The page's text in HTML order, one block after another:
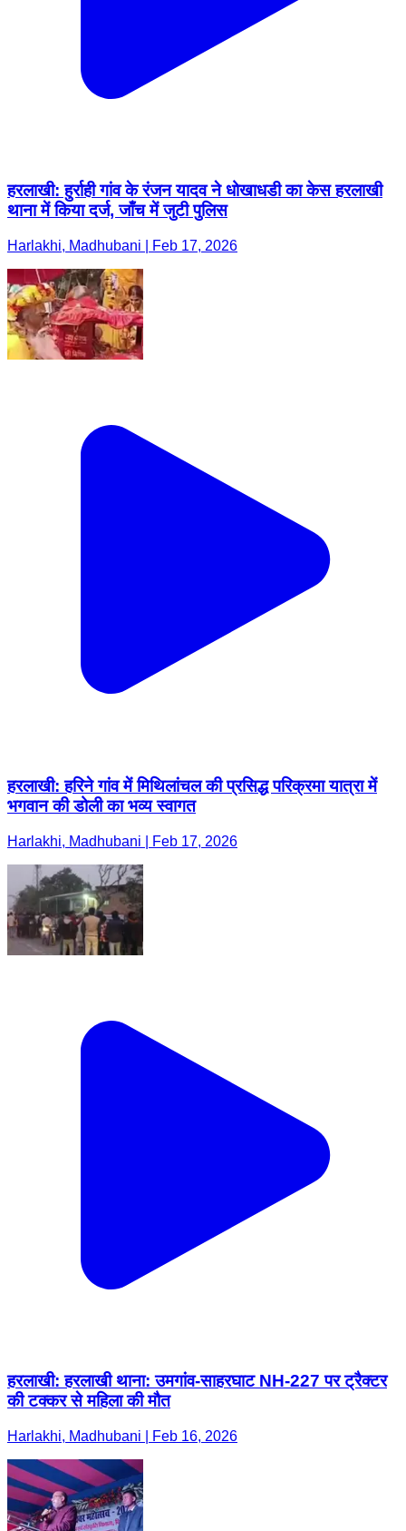
हरलाखी: हुर्राही गांव के रंजन यादव ने धोखाधडी का केस हरलाखी
थाना में किया दर्ज, जाँच में जुटी पुलिस
Harlakhi, Madhubani | Feb 17, 2026
हरलाखी: हरिने गांव में मिथिलांचल की प्रसिद्ध परिक्रमा यात्रा में
भगवान की डोली का भव्य स्वागत
Harlakhi, Madhubani | Feb 17, 2026
हरलाखी: हरलाखी थाना: उमगांव-साहरघाट NH-227 पर ट्रैक्टर
की टक्कर से महिला की मौत
Harlakhi, Madhubani | Feb 16, 2026